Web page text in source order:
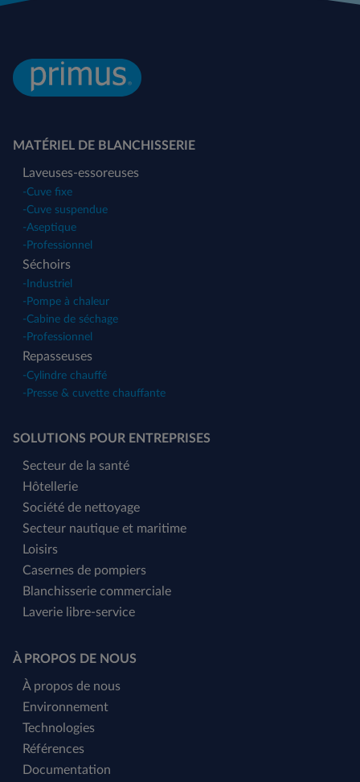
MATÉRIEL DE BLANCHISSERIE
Laveuses-essoreuses
-Cuve fixe
-Cuve suspendue
-Aseptique
- Professionnel
Séchoirs
- Industriel
- Pompe à chaleur
-Cabine de séchage
- Professionnel
Repasseuses
-Cylindre chauffé
- Presse & cuvette chauffante
SOLUTIONS POUR ENTREPRISES
Secteur de la santé
Hôtellerie
Société de nettoyage
Secteur nautique et maritime
Loisirs
Casernes de pompiers
Blanchisserie commerciale
Laverie libre-service
À PROPOS DE NOUS
À propos de nous
Environnement
Technologies
Références
Documentation